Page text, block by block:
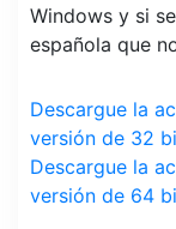
Windows y si
española que
Descargue la
versión de 32
Descargue la
versión de 64